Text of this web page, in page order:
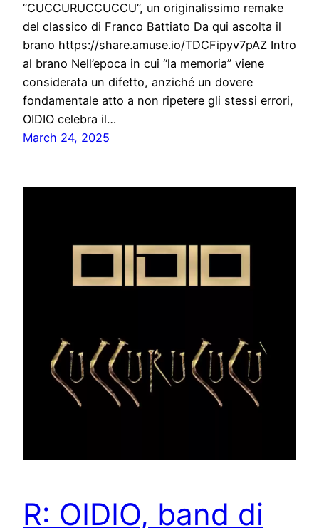
“CUCCURUCCUCCU”, un originalissimo remake
del classico di Franco Battiato Da qui ascolta il
brano https://share.amuse.io/TDCFipyv7pAZ Intro
al brano Nell’epoca in cui “la memoria” viene
considerata un difetto, anziché un dovere
fondamentale atto a non ripetere gli stessi errori,
OIDIO celebra il…
March 24, 2025
R: OIDIO, band di